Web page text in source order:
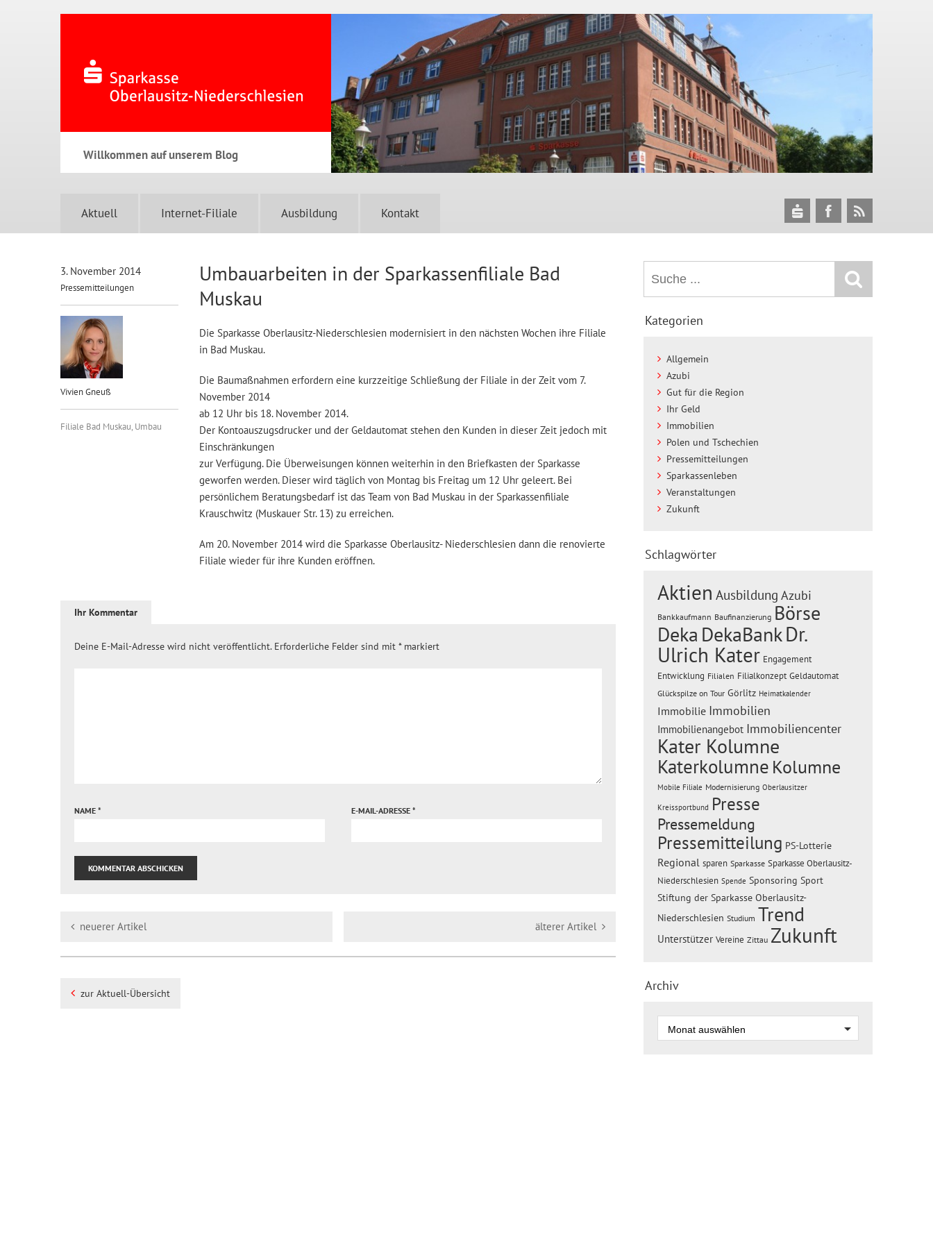
Willkommen auf unserem Blog
Aktuell Internet-Filiale Ausbildung Kontakt
3. November 2014
Pressemitteilungen
Vivien Gneuß
Filiale Bad Muskau, Umbau
Umbauarbeiten in der Sparkassenfiliale Bad
Muskau
Die Sparkasse Oberlausitz-Niederschlesien modernisiert in den nächsten Wochen ihre Filiale
in Bad Muskau.
Die Baumaßnahmen erfordern eine kurzzeitige Schließung der Filiale in der Zeit vom 7.
November 2014
ab 12 Uhr bis 18. November 2014.
Der Kontoauszugsdrucker und der Geldautomat stehen den Kunden in dieser Zeit jedoch mit
Einschränkungen
zur Verfügung. Die Überweisungen können weiterhin in den Briefkasten der Sparkasse
geworfen werden. Dieser wird täglich von Montag bis Freitag um 12 Uhr geleert. Bei
persönlichem Beratungsbedarf ist das Team von Bad Muskau in der Sparkassenfiliale
Krauschwitz (Muskauer Str. 13) zu erreichen.
Am 20. November 2014 wird die Sparkasse Oberlausitz- Niederschlesien dann die renovierte
Filiale wieder für ihre Kunden eröffnen.
Ihr Kommentar
Deine E-Mail-Adresse wird nicht veröffentlicht. Erforderliche Felder sind mit *markiert
NAME * E-MAIL-ADRESSE *
neuerer Artikel älterer Artikel
zur Aktuell-Übersicht
Kategorien
Allgemein
Azubi
Gut für die Region
Ihr Geld
Immobilien
Polen und Tschechien
Pressemitteilungen
Sparkassenleben
Veranstaltungen
Zukunft
Schlagwörter
Aktien Ausbildung Azubi
Bankkaufmann Baufinanzierung Börse
Deka DekaBankDr.
Ulrich Kater Engagement
Entwicklung Filialen Filialkonzept Geldautomat
Glückspilze on Tour Görlitz Heimatkalender
Immobilie Immobilien
Immobilienangebot Immobiliencenter
Kater Kolumne
Katerkolumne Kolumne
Mobile Filiale Modernisierung Oberlausitzer
Kreissportbund Presse
Pressemeldung
Pressemitteilung PS-Lotterie
Regional sparen Sparkasse Sparkasse Oberlausitz-
Niederschlesien Spende Sponsoring Sport
Stiftung der Sparkasse Oberlausitz-
Niederschlesien Studium Trend
Unterstützer Vereine Zittau Zukunft
Archiv